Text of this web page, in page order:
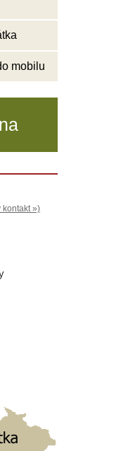
mobilu
kontakt »)